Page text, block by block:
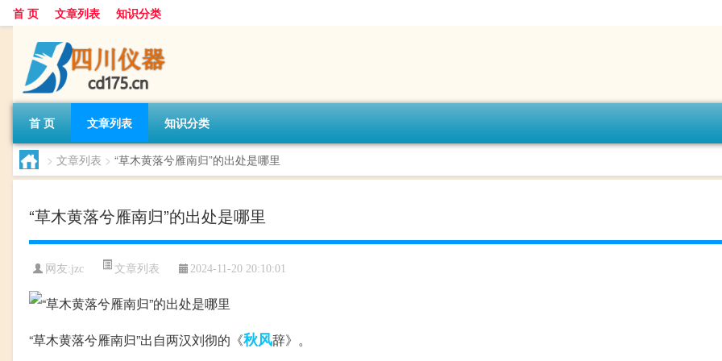
首 页 文章列表 知识分类
首 页 文章列表 知识分类
> 文章列表 > “草木黄落兮雁南归”的出处是哪里
“草木黄落兮雁南归”的出处是哪里
网友:jzc 文章列表 2024-11-20 20:10:01
“草木黄落兮雁南归”出自两汉刘彻的《秋风辞》。